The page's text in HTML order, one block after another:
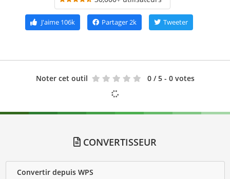
J'aime106k Partager2k Tweeter
Noter cet outil 0 / 5 - 0 votes
CONVERTISSEUR
Convertir depuis WPS